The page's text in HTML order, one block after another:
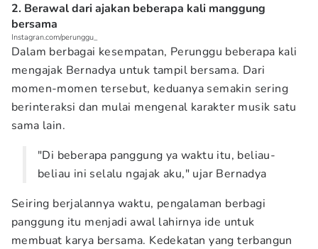
2. Berawal dari ajakan beberapa kali manggung
bersama
Instagran.com/perunggu_
Dalam berbagai kesempatan, Perunggu beberapa kali
mengajak Bernadya untuk tampil bersama. Dari
momen-momen tersebut, keduanya semakin sering
berinteraksi dan mulai mengenal karakter musik satu
sama lain.
"Di beberapa panggung ya waktu itu, beliau-
beliau ini selalu ngajak aku," ujar Bernadya
Seiring berjalannya waktu, pengalaman berbagi
panggung itu menjadi awal lahirnya ide untuk
membuat karya bersama. Kedekatan yang terbangun